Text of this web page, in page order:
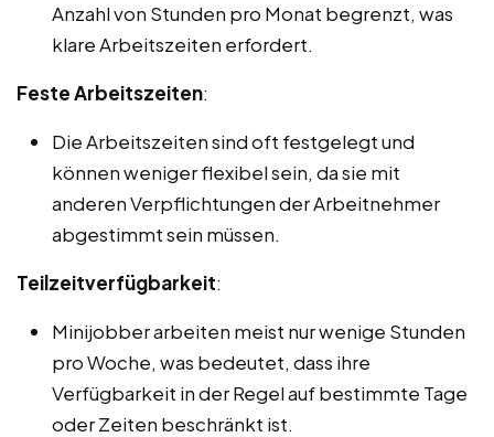
Anzahl von Stunden pro Monat begrenzt, was
klare Arbeitszeiten erfordert.
Feste Arbeitszeiten:
Die Arbeitszeiten sind oft festgelegt und
können weniger flexibel sein, da sie mit
anderen Verpflichtungen der Arbeitnehmer
abgestimmt sein müssen.
Teilzeitverfügbarkeit:
Minijobber arbeiten meist nur wenige Stunden
pro Woche, was bedeutet, dass ihre
Verfügbarkeit in der Regel auf bestimmte Tage
oder Zeiten beschränkt ist.